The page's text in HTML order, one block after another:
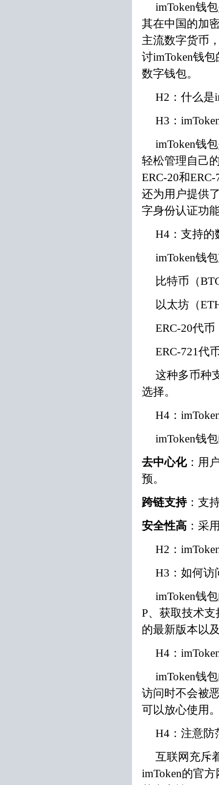
imToken钱
其在中国的加
主流数字货币
讨imToken钱
数字钱包。
H2：什么是
H3：
imToken钱
轻松管理自己
ERC-20和
还为用户提供
字身份认证功
H4：支持的
imToken钱
比特币（
以太坊（
ERC-20代
ERC-721代
这种多币种
选择。
H4：
imToken钱
去中心化：用
预。
跨链支持：支
安全性高 ：采
H2：
H3：如何访
imToken钱
P、获取技术
的最新版本以
H4：
imToken钱
访问时不会被
可以放心使用
H4：注意防
互联网充斥
imToken的官